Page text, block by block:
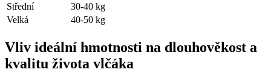
Střední
30-40‌ kg
Velká
40-50 kg
Vliv ⁢ideální hmotnosti na dlouhověkost a
kvalitu života⁣ vlčáka